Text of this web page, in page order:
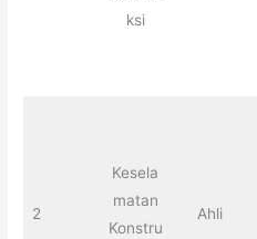
ksi
2
Kesela
matan
Konstru
Ahli